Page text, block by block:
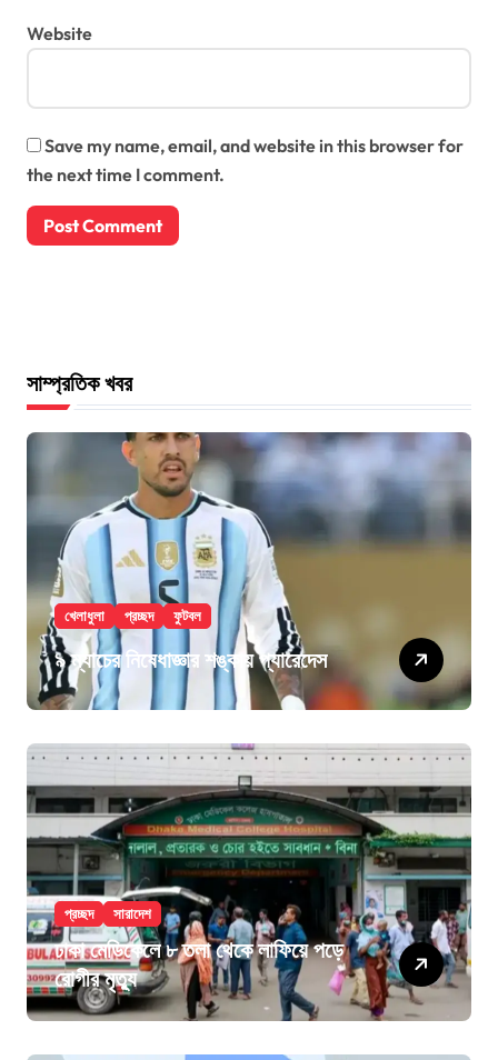
Website
Save my name, email, and website in this browser for
the next time I comment.
সাম্প্রতিক খবর
খেলাধুলা প্রচ্ছদ ফুটবল
৯ ম্যাচের নিষেধাজ্ঞার শঙ্কায় প্যারেদেস
প্রচ্ছদ সারাদেশ
ঢাকা মেডিকেলে ৮ তলা থেকে লাফিয়ে পড়ে
রোগীর মৃত্যু